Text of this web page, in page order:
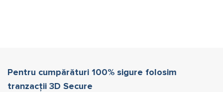
Pentru cumpărături 100% sigure folosim
tranzacții 3D Secure